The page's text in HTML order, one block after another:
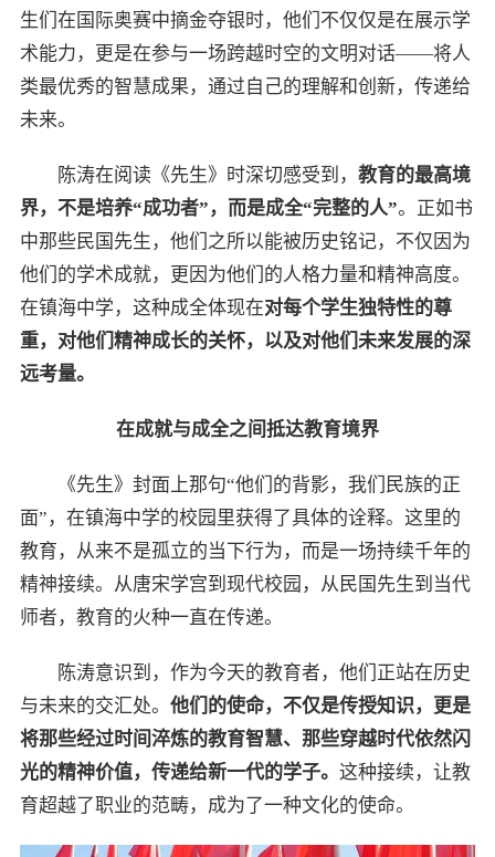
生们在国际奥赛中摘金夺银时，他们不仅仅是在展示学
术能力，更是在参与一场跨越时空的文明对话——将人
类最优秀的智慧成果，通过自己的理解和创新，传递给
未来。
陈涛在阅读《先生》时深切感受到， 教育的最高境
界，不是培养“成功者”，而是成全“完整的人”。正如书
中那些民国先生，他们之所以能被历史铭记，不仅因为
他们的学术成就，更因为他们的人格力量和精神高度。
在镇海中学，这种成全体现在对每个学生独特性的尊
重，对他们精神成长的关怀，以及对他们未来发展的深
远考量。
在成就与成全之间抵达教育境界
《先生》封面上那句“他们的背影，我们民族的正
面”，在镇海中学的校园里获得了具体的诠释。这里的
教育，从来不是孤立的当下行为，而是一场持续千年的
精神接续。从唐宋学宫到现代校园，从民国先生到当代
师者，教育的火种一直在传递。
陈涛意识到，作为今天的教育者，他们正站在历史
与未来的交汇处。 他们的使命，不仅是传授知识，更是
将那些经过时间淬炼的教育智慧、那些穿越时代依然闪
光的精神价值，传递给新一代的学子。 这种接续，让教
育超越了职业的范畴，成为了一种文化的使命。